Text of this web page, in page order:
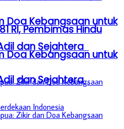
Doa Kebangsaan untuk
dan Sejahtera
RI, Pembimas Hindu
Doa Kebangsaan untuk
dan Sejahtera